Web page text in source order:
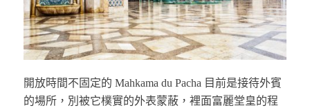
開放時間不固定的 Mahkama du Pacha 目前是接待外賓
的場所，別被它樸實的外表蒙蔽，裡面富麗堂皇的程